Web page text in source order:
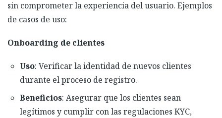
sin comprometer la experiencia del usuario. Ejemplos
de casos de uso:
Onboarding de clientes
Uso: Verificar la identidad de nuevos clientes
durante el proceso de registro.
Beneficios: Asegurar que los clientes sean
legítimos y cumplir con las regulaciones KYC,